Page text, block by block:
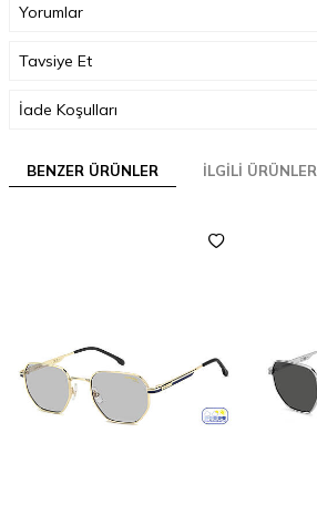
Yorumlar
Tavsiye Et
İade Koşulları
BENZER ÜRÜNLER İLGILI ÜRÜNLER